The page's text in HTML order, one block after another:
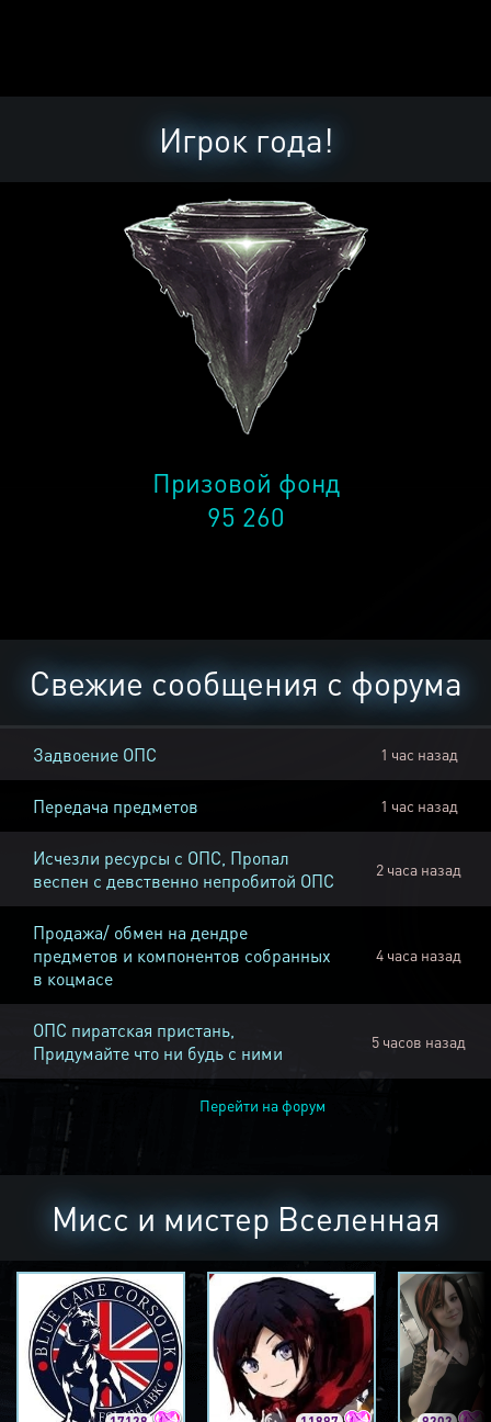
Игрок года!
Призовой фонд
95 260
Свежие сообщения с форума
Задвоение ОПС 1 час назад
Передача предметов 1 час назад
Исчезли ресурсы с ОПС, Пропал
веспен с девственно непробитой ОПС
2 часа назад
Продажа/ обмен на дендре
предметов и компонентов собранных
в коцмасе
4 часа назад
ОПС пиратская пристань,
Придумайте что ни будь с ними
5 часов назад
Перейти на форум
Мисс и мистер Вселенная